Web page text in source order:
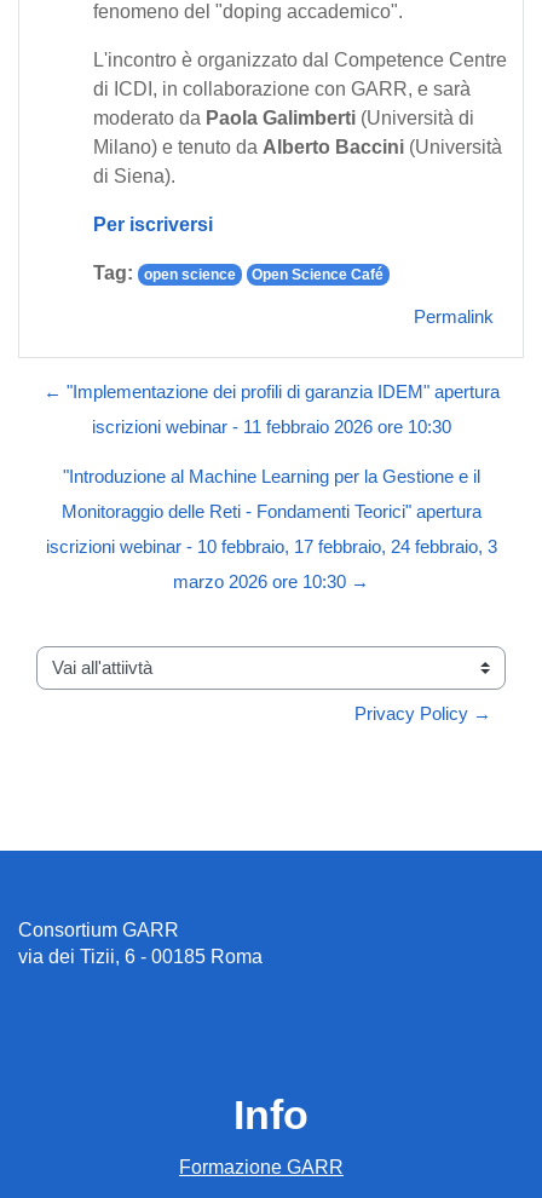
fenomeno del "doping accademico".
L'incontro è organizzato dal Competence Centre
di ICDI, in collaborazione con GARR, e sarà
moderato da Paola Galimberti (Università di
Milano) e tenuto da Alberto Baccini (Università
di Siena).
Per iscriversi
Tag: open science Open Science Café
Permalink
← "Implementazione dei profili di garanzia IDEM" apertura
iscrizioni webinar - 11 febbraio 2026 ore 10:30
"Introduzione al Machine Learning per la Gestione e il
Monitoraggio delle Reti - Fondamenti Teorici" apertura
iscrizioni webinar - 10 febbraio, 17 febbraio, 24 febbraio, 3
marzo 2026 ore 10:30 →
Vai all'attiivtà
Privacy Policy →
Consortium GARR
via dei Tizii, 6 - 00185 Roma
Info
Formazione GARR